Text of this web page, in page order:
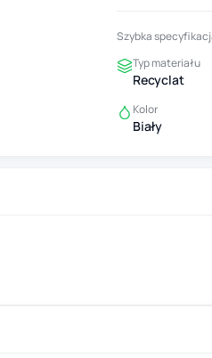
Szybka
Typ materiału
Recyclat
Kolor
Biały